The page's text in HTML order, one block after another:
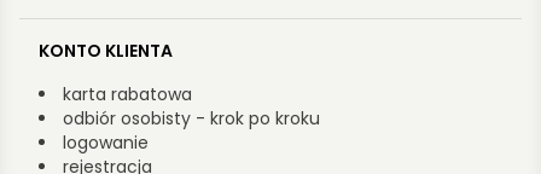
KONTO KLIENTA
karta rabatowa
odbiór osobisty - krok po kroku
logowanie
rejestracja